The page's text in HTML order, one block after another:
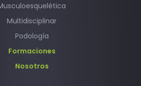
Multidisciplinar
Podología
Formaciones
Nosotros